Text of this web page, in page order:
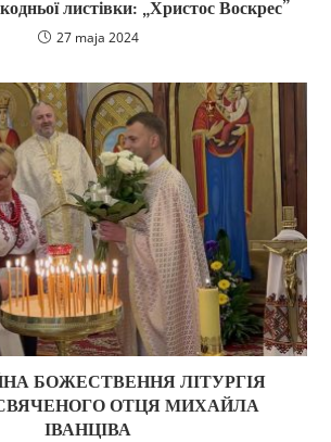
листівки: „Христос Воскрес”
27 maja 2024
БОЖЕСТВЕННЯ ЛІТУРГІЯ
ОТЦЯ МИХАЙЛА
ІВАНЦІВА